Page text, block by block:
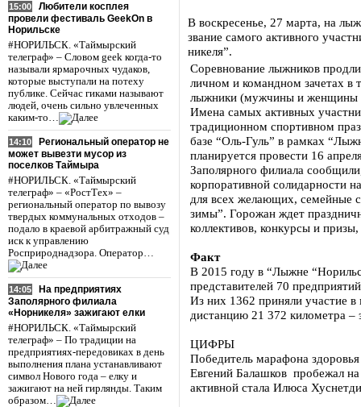
15:00
Любители косплея
провели фестиваль GeekOn в
Норильске
#НОРИЛЬСК. «Таймырский
телеграф» – Словом geek когда-то
называли ярмарочных чудаков,
которые выступали на потеху
публике. Сейчас гиками называют
людей, очень сильно увлеченных
каким-то…
14:10
Региональный оператор не
может вывезти мусор из
поселков Таймыра
#НОРИЛЬСК. «Таймырский
телеграф» – «РостТех» –
региональный оператор по вывозу
твердых коммунальных отходов –
подало в краевой арбитражный суд
иск к управлению
Росприроднадзора. Оператор…
14:05
На предприятиях
Заполярного филиала
«Норникеля» зажигают елки
#НОРИЛЬСК. «Таймырский
телеграф» – По традиции на
предприятиях-передовиках в день
выполнения плана устанавливают
символ Нового года – елку и
зажигают на ней гирлянды. Таким
образом…
В воскресенье, 27 марта, на
звание самого активного
никеля”.
Соревнование лыжников
личном и командном зачетах в
лыжники (мужчины и женщины
Имена самых активных
традиционном спортивном
базе “Оль-Гуль” в рамках
планируется провести 16
Заполярного филиала
корпоративной солидарности
для всех желающих, семейные
зимы”. Горожан ждет
коллективов, конкурсы и
Факт
В 2015 году в “Лыжне
представителей 70
Из них 1362 приняли участие
дистанцию 21 372 километра –
ЦИФРЫ
Победитель марафона
Евгений Балашков пробежал
активной стала Илюса